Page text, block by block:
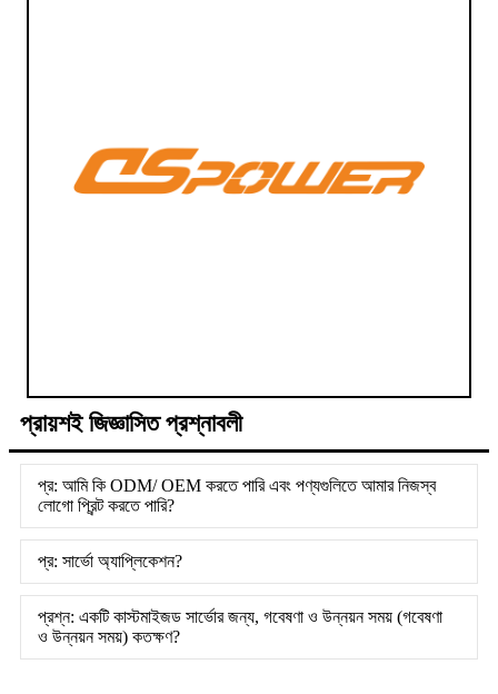
প্রায়শই জিজ্ঞাসিত প্রশ্নাবলী
প্র: আমি কি ODM/ OEM করতে পারি এবং পণ্যগুলিতে আমার নিজস্ব
লোগো প্রিন্ট করতে পারি?
প্র: সার্ভো অ্যাপ্লিকেশন?
প্রশ্ন: একটি কাস্টমাইজড সার্ভোর জন্য, গবেষণা ও উন্নয়ন সময় (গবেষণা
ও উন্নয়ন সময়) কতক্ষণ?